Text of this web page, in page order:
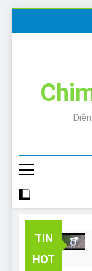
TIN
HOT